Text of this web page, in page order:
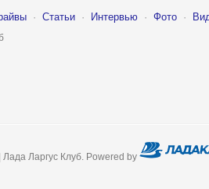
· Статьи · Интервью · Фото ·
Ларгус Клуб. Powered by